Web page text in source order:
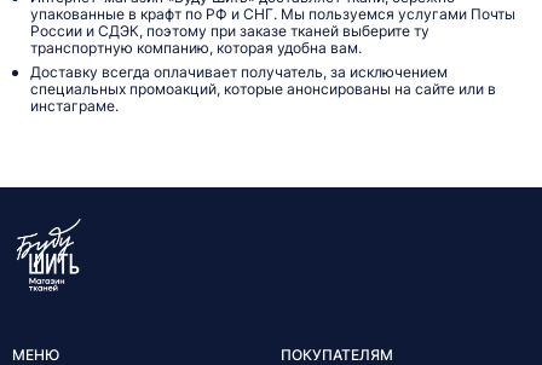
упакованные в крафт по РФ и СНГ. Мы пользуемся услугами Почты
России и СДЭК, поэтому при заказе тканей выберите ту
транспортную компанию, которая удобна вам.
Доставку всегда оплачивает получатель, за исключением
специальных промоакций, которые анонсированы на сайте или в
инстаграме.
МЕНЮ ПОКУПАТЕЛЯМ